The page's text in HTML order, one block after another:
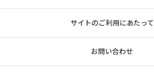
サイトのご利用にあたって
お問い合わせ